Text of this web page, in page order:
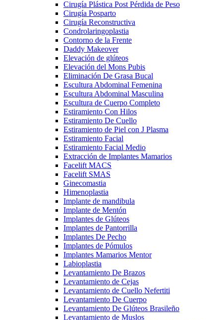
Cirugía Plástica Post Pérdida de Peso
Cirugía Posparto
Cirugía Reconstructiva
Condrolaringoplastia
Contorno de la Frente
Daddy Makeover
Elevación de glúteos
Elevación del Mons Pubis
Eliminación De Grasa Bucal
Escultura Abdominal Femenina
Escultura Abdominal Masculina
Escultura de Cuerpo Completo
Estiramiento Con Hilos
Estiramiento De Cuello
Estiramiento de Piel con J Plasma
Estiramiento Facial
Estiramiento Facial Medio
Extracción de Implantes Mamarios
Facelift MACS
Facelift SMAS
Ginecomastia
Himenoplastia
Implante de mandibula
Implante de Mentón
Implantes de Glúteos
Implantes de Pantorrilla
Implantes De Pecho
Implantes de Pómulos
Implantes Mamarios Mentor
Labioplastia
Levantamiento De Brazos
Levantamiento de Cejas
Levantamiento de Cuello Nefertiti
Levantamiento De Cuerpo
Levantamiento De Glúteos Brasileño
Levantamiento de Muslos